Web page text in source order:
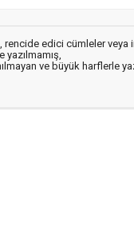
rencide edici cümleler veya
yazılmamış,
ve büyük harflerle